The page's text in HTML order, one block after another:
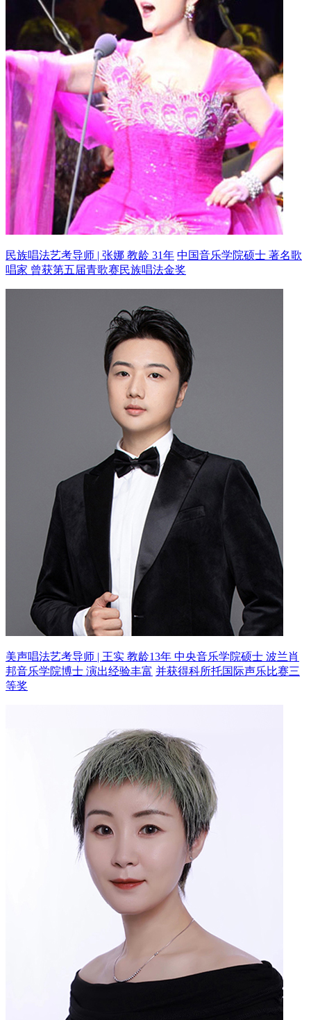
民族唱法艺考导师 | 张娜 教龄 31年 中国音乐学院硕士 著名歌
唱家 曾获第五届青歌赛民族唱法金奖
美声唱法艺考导师 | 王实 教龄13年 中央音乐学院硕士 波兰肖
邦音乐学院博士 演出经验丰富 并获得科所托国际声乐比赛三
等奖